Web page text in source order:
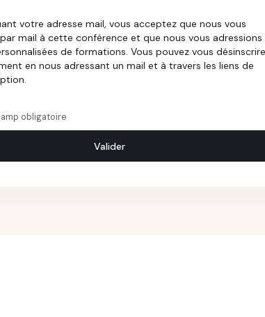
votre adresse mail, vous acceptez que nous vous
mail à cette conférence et que nous vous adressions
de formations. Vous pouvez vous
en nous adressant un mail et à travers les liens de
obligatoire
Valider